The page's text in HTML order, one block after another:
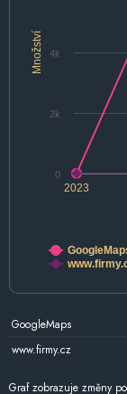
Množství
2023
0
2k
4k
GoogleMaps
www.firmy.cz
Graf zobrazuje změny